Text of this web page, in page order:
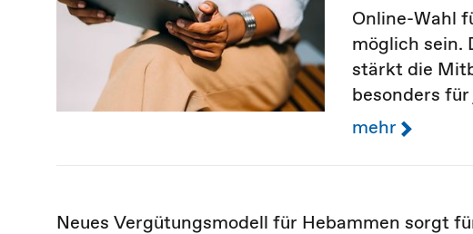
Online-Wahl
möglich sein.
stärkt die
besonders
mehr
Neues Vergütungsmodell für Hebammen sorgt